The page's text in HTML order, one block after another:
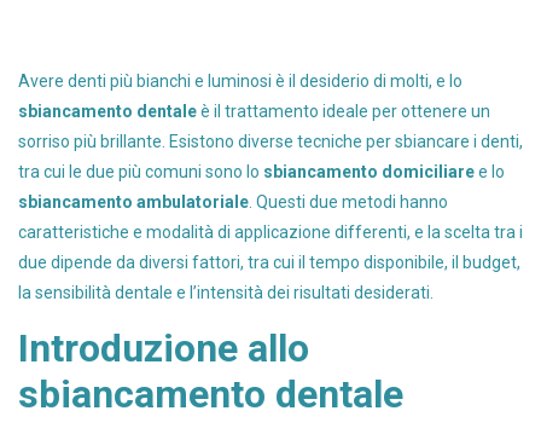
Avere denti più bianchi e luminosi è il desiderio di molti, e lo
sbiancamento dentaleè il trattamento ideale per ottenere un
sorriso più brillante. Esistono diverse tecniche per sbiancare i denti,
tra cui le due più comuni sono lo sbiancamento domiciliaree lo
sbiancamento ambulatoriale . Questi due metodi hanno
caratteristiche e modalità di applicazione differenti, e la scelta tra i
due dipende da diversi fattori, tra cui il tempo disponibile, il budget,
la sensibilità dentale e l’intensità dei risultati desiderati.
Introduzione allo
sbiancamento dentale